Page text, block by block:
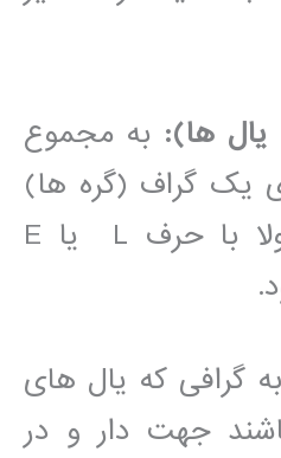
یال ها): به مجموع
یک گراف (گره ها)
گفته شده و معمولا با حرف L یا E
به گرافی که یال های
جهت دار و در